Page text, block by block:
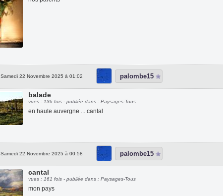
Samedi 22 Novembre 2025 à 01:02 palombe15
balade
vues : 136 fois - publiée dans : Paysages-Tous
en haute auvergne ... cantal
Samedi 22 Novembre 2025 à 00:58 palombe15
cantal
vues : 161 fois - publiée dans : Paysages-Tous
mon pays